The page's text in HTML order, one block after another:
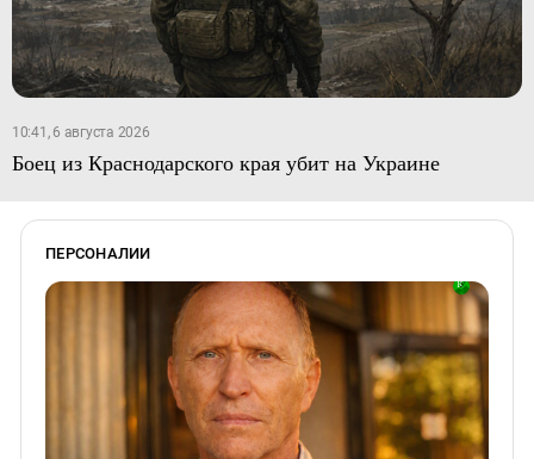
10:41, 6 августа 2026
Боец из Краснодарского края убит на Украине
ПЕРСОНАЛИИ